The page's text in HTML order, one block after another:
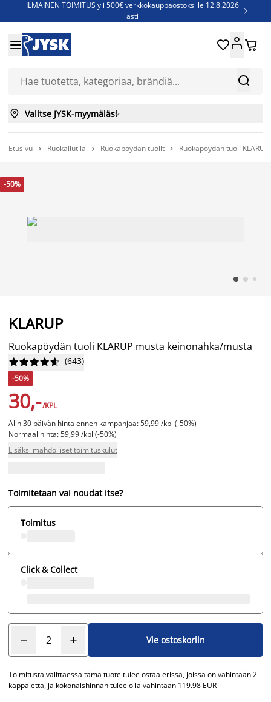
ILMAINEN TOIMITUS yli 500€ verkkokauppaostoksille 12.8.2026
asti

Jenkkisänkyjä - Säästä jopa 60%


 
 Valitse JYSK-myymäläsi
Etusivu  Ruokailutila  Ruokapöydän tuolit  Ruokapöydän tuoli
-50%
KLARUP
Ruokapöydän tuoli KLARUP musta keinonahka/musta





 (643)
-50%
30,-/KPL
Alin 30 päivän hinta ennen kampanjaa: 59,99 /kpl (-50%)
Normaalihinta: 59,99 /kpl (-50%)
Lisäksi mahdolliset toimituskulut
Toimitetaan vai noudat itse?
Toimitus
Click & Collect
Vie ostoskoriin
Toimitusta valittaessa tämä tuote tulee ostaa erissä, joissa on vähintään 2
kappaletta, ja kokonaishinnan tulee olla vähintään 119.98 EUR